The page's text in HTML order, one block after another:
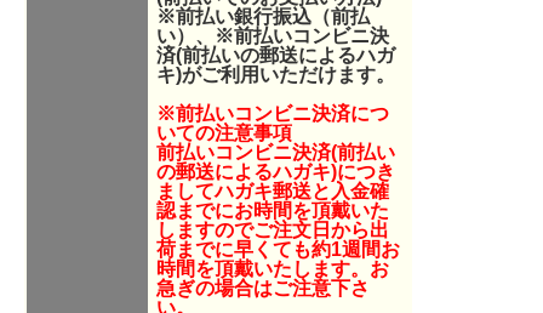
※前払い銀行振込（前払
い）、
※前払いコンビニ決
済(前払いの郵送によるハガ
キ)がご利用いただけます。
※前払いコンビニ決済につ
いての注意事項
前払いコンビニ決済(前払い
の郵送によるハガキ)につき
ましてハガキ郵送と入金確
認までにお時間を頂戴いた
しますのでご注文日から出
荷までに早くても約1週間お
時間を頂戴いたします。お
急ぎの場合はご注意下さ
い。